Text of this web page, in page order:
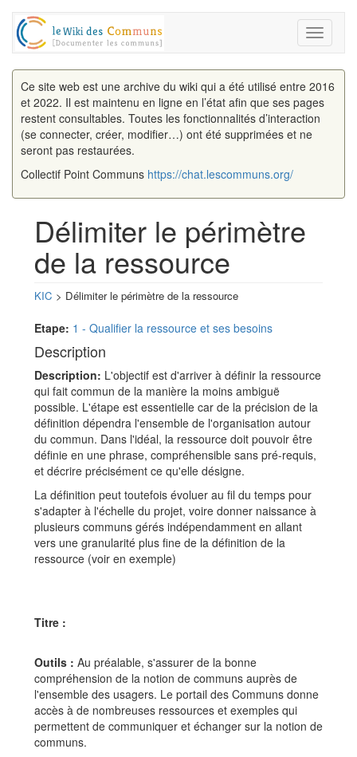
Toggle
Ce site web est une archive du wiki qui a été utilisé entre 2016
et 2022. Il est maintenu en ligne en l’état afin que ses pages
restent consultables. Toutes les fonctionnalités d’interaction
(se connecter, créer, modifier…) ont été supprimées et ne
seront pas restaurées.
Collectif Point Communs https://chat.lescommuns.org/
Délimiter le périmètre
de la ressource
KIC > Délimiter le périmètre de la ressource
Etape: 1 - Qualifier la ressource et ses besoins
Description
Description: L'objectif est d'arriver à définir la ressource
qui fait commun de la manière la moins ambiguë
possible. L'étape est essentielle car de la précision de la
définition dépendra l'ensemble de l'organisation autour
du commun. Dans l'idéal, la ressource doit pouvoir être
définie en une phrase, compréhensible sans pré-requis,
et décrire précisément ce qu'elle désigne.
La définition peut toutefois évoluer au fil du temps pour
s'adapter à l'échelle du projet, voire donner naissance à
plusieurs communs gérés indépendamment en allant
vers une granularité plus fine de la définition de la
ressource (voir en exemple)
Titre :
Outils : Au préalable, s'assurer de la bonne
compréhension de la notion de communs auprès de
l'ensemble des usagers. Le portail des Communs donne
accès à de nombreuses ressources et exemples qui
permettent de communiquer et échanger sur la notion de
communs.